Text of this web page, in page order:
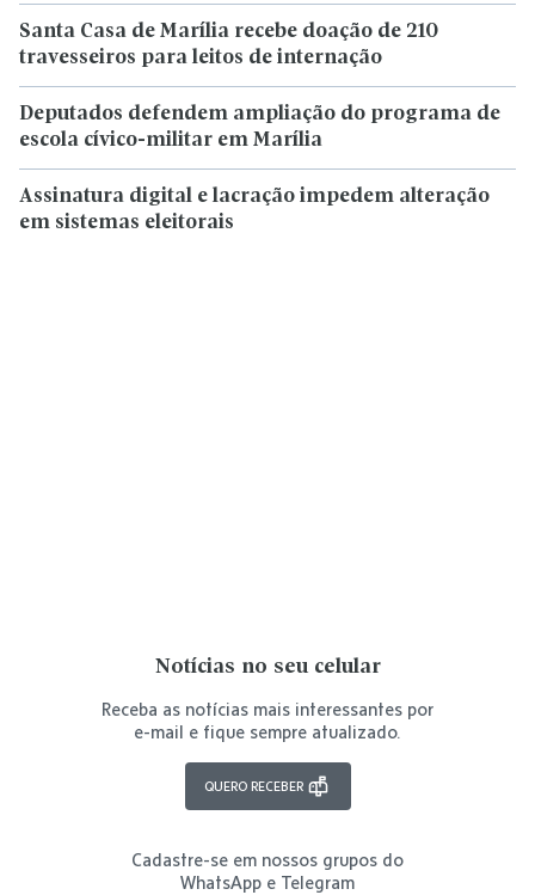
Santa Casa de Marília recebe doação de 210
travesseiros para leitos de internação
Deputados defendem ampliação do programa de
escola cívico-militar em Marília
Assinatura digital e lacração impedem alteração
em sistemas eleitorais
Notícias no seu celular
Receba as notícias mais interessantes por
e-mail e fique sempre atualizado.
QUERO RECEBER
Cadastre-se em nossos grupos do
WhatsApp e Telegram